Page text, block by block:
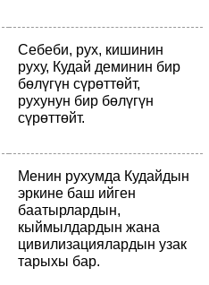
Себеби, рух, кишинин
руху, Кудай деминин бир
бөлүгүн сүрөттөйт,
рухунун бир бөлүгүн
сүрөттөйт.
Менин рухумда Кудайдын
эркине баш ийген
баатырлардын,
кыймылдардын жана
цивилизациялардын узак
тарыхы бар.